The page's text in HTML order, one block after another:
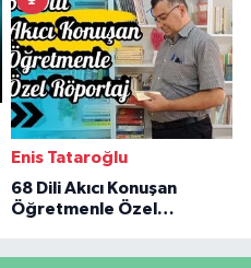
Enis Tataroğlu
68 Dili Akıcı Konuşan
Öğretmenle Özel